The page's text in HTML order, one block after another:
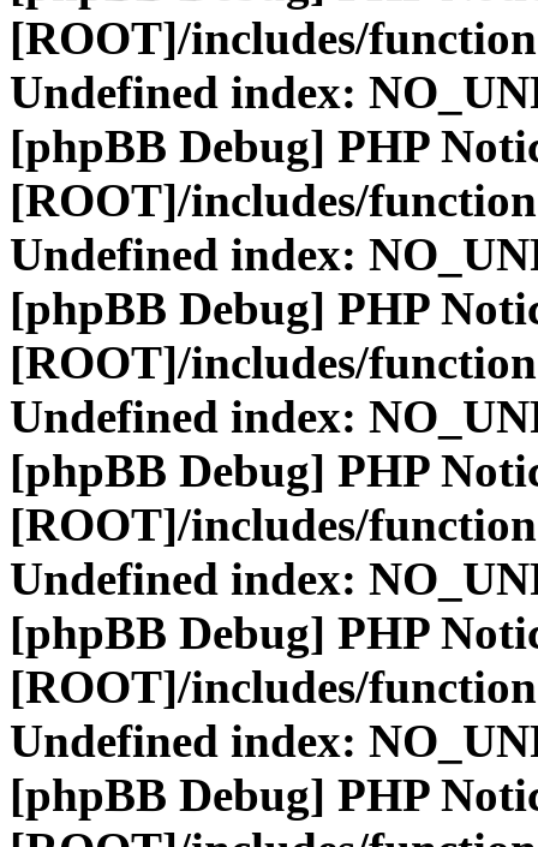
[ROOT]/includes/
Undefined index:
[phpBB Debug] PHP
[ROOT]/includes/
Undefined index:
[phpBB Debug] PHP
[ROOT]/includes/
Undefined index:
[phpBB Debug] PHP
[ROOT]/includes/
Undefined index:
[phpBB Debug] PHP
[ROOT]/includes/
Undefined index:
[phpBB Debug] PHP